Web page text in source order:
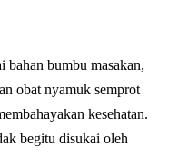
bahan bumbu masakan,
obat nyamuk semprot
kesehatan.
begitu disukai oleh